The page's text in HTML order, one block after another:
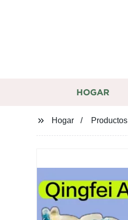
HOGAR
Hogar Productos